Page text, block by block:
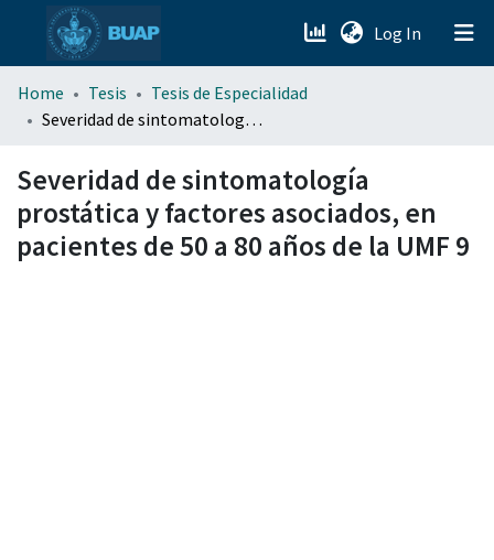
Log In (current)
menu.section.about_menu
Home Tesis
Tesis de Especialidad
Severidad de sintomatología prostática y factores asociados, en pacientes de 50 a 80 años de la UMF 9
Severidad de sintomatología
prostática y factores asociados, en
pacientes de 50 a 80 años de la UMF 9